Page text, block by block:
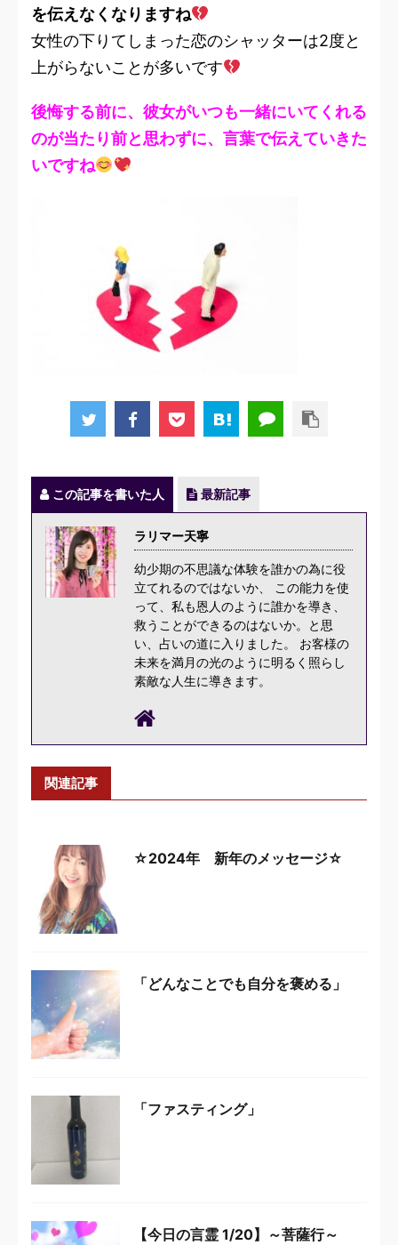
を伝えなくなりますね
女性の下りてしまった恋のシャッターは2度と
上がらないことが多いです
後悔する前に、彼女がいつも一緒にいてくれる
のが当たり前と思わずに、言葉で伝えていきた
いですね
この記事を書いた人 最新記事
ラリマー天寧
幼少期の不思議な体験を誰かの為に役
立てれるのではないか、 この能力を使
って、私も恩人のように誰かを導き、
救うことができるのはないか。と思
い、占いの道に入りました。 お客様の
未来を満月の光のように明るく照らし
素敵な人生に導きます。
関連記事
☆2024年 新年のメッセージ☆
「どんなことでも自分を褒める」
「ファスティング」
【今日の言霊 1/20】～菩薩行～